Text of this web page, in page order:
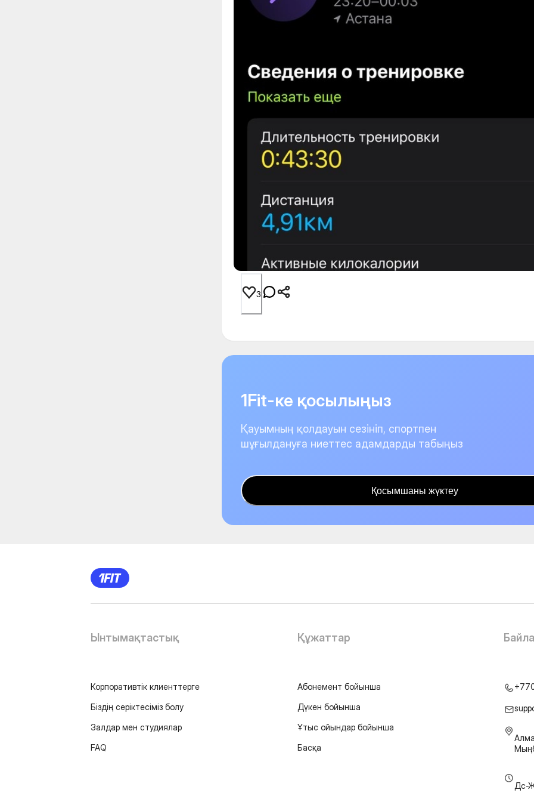
3
1Fit-ке қосылыңыз
Қауымның қолдауын сезініп, спортпен
шұғылдануға ниеттес адамдарды табыңыз
Қосымшаны жүктеу
Ынтымақтастық
Корпоративтік клиенттерге
Біздің серіктесіміз болу
Залдар мен студиялар
FAQ
Құжаттар
Абонемент бойынша
Дүкен бойынша
Ұтыс ойындар бойынша
Басқа
Дс-